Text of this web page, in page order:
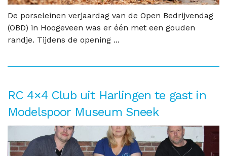
De porseleinen verjaardag van de Open Bedrijvendag
(OBD) in Hoogeveen was er één met een gouden
randje. Tijdens de opening ...
RC 4×4 Club uit Harlingen te gast in
Modelspoor Museum Sneek